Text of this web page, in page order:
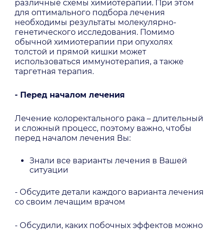
различные схемы химиотерапии. При этом
для оптимального подбора лечения
необходимы результаты молекулярно-
генетического исследования. Помимо
обычной химиотерапии при опухолях
толстой и прямой кишки может
использоваться иммунотерапия, а также
таргетная терапия.
- Перед началом лечения
Лечение колоректального рака – длительный
и сложный процесс, поэтому важно, чтобы
перед началом лечения Вы:
Знали все варианты лечения в Вашей
ситуации
- Обсудите детали каждого варианта лечения
со своим лечащим врачом
- Обсудили, каких побочных эффектов можно